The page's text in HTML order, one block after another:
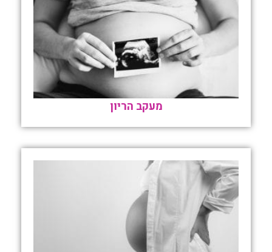
מעקב הריון